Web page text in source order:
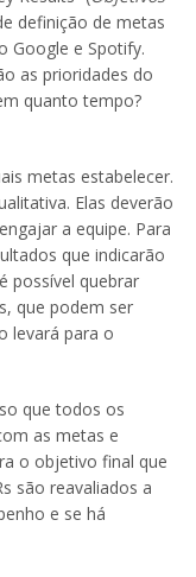
definição de metas
Google e Spotify.
as prioridades do
quanto tempo?
metas estabelecer.
Elas deverão
a equipe. Para
que indicarão
possível quebrar
que podem ser
levará para o
que todos os
as metas e
o objetivo final que
são reavaliados a
e se há